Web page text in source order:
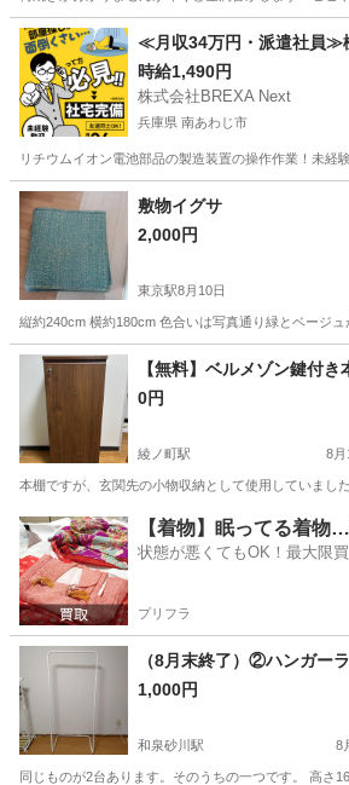
大阪 大阪市 住吉東駅 インテリア雑貨/小
≪月収34万円・派遣社員≫
時給1,490円
株式会社BREXA Next
兵庫県 南あわじ市
リチウムイオン電池部品の製造装置の操作作業！未
兵庫 南あわじ市 その他
敷物イグサ
2,000円
東京駅8月10日
縦約240cm 横約180cm 色合いは写真通り緑とベージ
大阪 交野市 東京駅 カーペット/マット/
【無料】ベルメゾン鍵付き
0円
綾ノ町駅 8月
本棚ですが、玄関先の小物収納として使用していまし
大阪 堺市 綾ノ町駅 収納家具
【着物】眠ってる着物
状態が悪くてもOK！最大限
プリフラ
（8月末終了）②ハンガー
1,000円
和泉砂川駅 8
同じものが2台あります。そのうちの一つです。 高さ